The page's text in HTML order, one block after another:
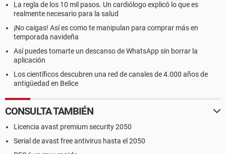
La regla de los 10 mil pasos. Un cardiólogo explicó lo que es
realmente necesario para la salud
¡No caigas! Así es como te manipulan para comprar más en
temporada navideña
Así puedes tomarte un descanso de WhatsApp sin borrar la
aplicación
Los científicos descubren una red de canales de 4.000 años de
antigüedad en Belice
CONSULTA TAMBIÉN
Licencia avast premium security 2050
Serial de avast free antivirus hasta el 2050